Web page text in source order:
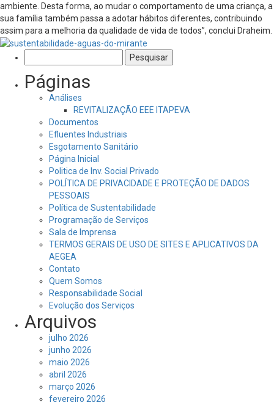
ambiente. Desta forma, ao mudar o comportamento de uma criança, a
sua família também passa a adotar hábitos diferentes, contribuindo
assim para a melhoria da qualidade de vida de todos”, conclui Draheim.
por:
Páginas
Análises
REVITALIZAÇÃO EEE ITAPEVA
Documentos
Efluentes Industriais
Esgotamento Sanitário
Página Inicial
Politica de Inv. Social Privado
POLÍTICA DE PRIVACIDADE E PROTEÇÃO DE DADOS
PESSOAIS
Política de Sustentabilidade
Programação de Serviços
Sala de Imprensa
TERMOS GERAIS DE USO DE SITES E APLICATIVOS DA
AEGEA
Contato
Quem Somos
Responsabilidade Social
Evolução dos Serviços
Arquivos
julho 2026
junho 2026
maio 2026
abril 2026
março 2026
fevereiro 2026